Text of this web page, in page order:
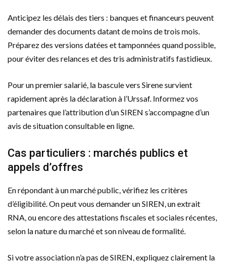
Anticipez les délais des tiers : banques et financeurs peuvent
demander des documents datant de moins de trois mois.
Préparez des versions datées et tamponnées quand possible,
pour éviter des relances et des tris administratifs fastidieux.
Pour un premier salarié, la bascule vers Sirene survient
rapidement après la déclaration à l’Urssaf. Informez vos
partenaires que l’attribution d’un SIREN s’accompagne d’un
avis de situation consultable en ligne.
Cas particuliers : marchés publics et
appels d’offres
En répondant à un marché public, vérifiez les critères
d’éligibilité. On peut vous demander un SIREN, un extrait
RNA, ou encore des attestations fiscales et sociales récentes,
selon la nature du marché et son niveau de formalité.
Si votre association n’a pas de SIREN, expliquez clairement la